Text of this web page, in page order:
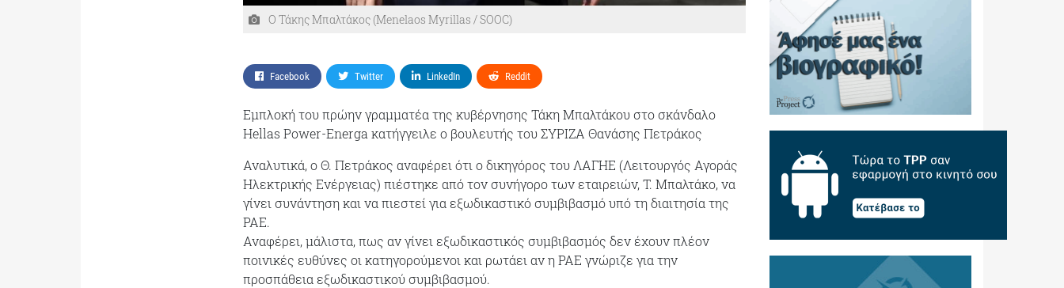
Ο Τάκης Μπαλτάκος (Menelaos Myrillas / SOOC)
Facebook Twitter LinkedIn Reddit
Εμπλοκή του πρώην γραμματέα της κυβέρνησης Τάκη Μπαλτάκου στο σκάνδαλο
Hellas Power-Energa κατήγγειλε ο βουλευτής του ΣΥΡΙΖΑ Θανάσης Πετράκος
Αναλυτικά, ο Θ. Πετράκος αναφέρει ότι ο δικηγόρος του ΛΑΓΗΕ (Λειτουργός Αγοράς
Ηλεκτρικής Ενέργειας) πιέστηκε από τον συνήγορο των εταιρειών, Τ. Μπαλτάκο, να
γίνει συνάντηση και να πιεστεί για εξωδικαστικό συμβιβασμό υπό τη διαιτησία της
ΡΑΕ.
Αναφέρει, μάλιστα, πως αν γίνει εξωδικαστικός συμβιβασμός δεν έχουν πλέον
ποινικές ευθύνες οι κατηγορούμενοι και ρωτάει αν η ΡΑΕ γνώριζε για την
προσπάθεια εξωδικαστικού συμβιβασμού.